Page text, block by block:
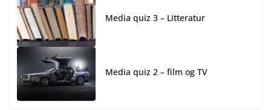
Media quiz 3 – Litteratur
Media quiz 2 – film og TV